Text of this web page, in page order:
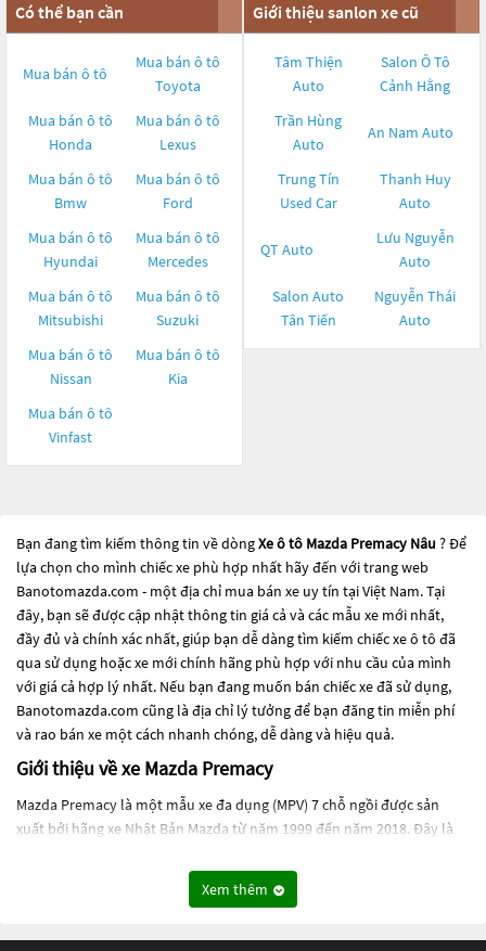
Có thể bạn cần
Mua bán ô tô
Mua bán ô tô
Toyota
Mua bán ô tô
Honda
Mua bán ô tô
Lexus
Mua bán ô tô
Bmw
Mua bán ô tô
Ford
Mua bán ô tô
Hyundai
Mua bán ô tô
Mercedes
Mua bán ô tô
Mitsubishi
Mua bán ô tô
Suzuki
Mua bán ô tô
Nissan
Mua bán ô tô
Kia
Mua bán ô tô
Vinfast
Giới thiệu sanlon xe cũ
Tâm Thiện
Auto
Salon Ô Tô
Cảnh Hằng
Trần Hùng
Auto
An Nam Auto
Trung Tín
Used Car
Thanh Huy
Auto
QT Auto
Lưu Nguyễn
Auto
Salon Auto
Tân Tiến
Nguyễn Thái
Auto
Bạn đang tìm kiếm thông tin về dòngXe ô tô Mazda Premacy Nâu ? Để
lựa chọn cho mình chiếc xe phù hợp nhất hãy đến với trang web
Banotomazda.com - một địa chỉ mua bán xe uy tín tại Việt Nam. Tại
đây, bạn sẽ được cập nhật thông tin giá cả và các mẫu xe mới nhất,
đầy đủ và chính xác nhất, giúp bạn dễ dàng tìm kiếm chiếc xe ô tô đã
qua sử dụng hoặc xe mới chính hãng phù hợp với nhu cầu của mình
với giá cả hợp lý nhất. Nếu bạn đang muốn bán chiếc xe đã sử dụng,
Banotomazda.com cũng là địa chỉ lý tưởng để bạn đăng tin miễn phí
và rao bán xe một cách nhanh chóng, dễ dàng và hiệu quả.
Giới thiệu về xe Mazda Premacy
Mazda Premacy là một mẫu xe đa dụng (MPV) 7 chỗ ngồi được sản
xuất bởi hãng xe Nhật Bản Mazda từ năm 1999 đến năm 2018. Đây là
biệt là tại Nhật Bản và Indonesia.
Mazda Premacy được thiết kế để đáp ứng nhu cầu vận chuyển của
Xem thêm